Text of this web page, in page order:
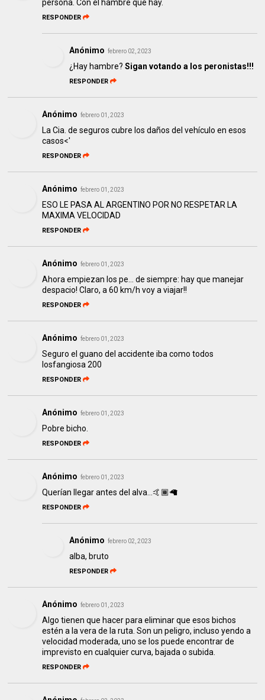
persona. Con el hambre que hay.
RESPONDER
Anónimo febrero 02, 2023
¿Hay hambre?Sigan votando a los peronistas!!!
RESPONDER
Anónimo febrero 01, 2023
La Cia. de seguros cubre los daños del vehículo en esos
casos<'
RESPONDER
Anónimo febrero 01, 2023
ESO LE PASA AL ARGENTINO POR NO RESPETAR LA
MAXIMA VELOCIDAD
RESPONDER
Anónimo febrero 01, 2023
Ahora empiezan los pe... de siempre: hay que manejar
despacio! Claro, a 60 km/h voy a viajar!!
RESPONDER
Anónimo febrero 01, 2023
Seguro el guano del accidente iba como todos
losfangiosa 200
RESPONDER
Anónimo febrero 01, 2023
Pobre bicho.
RESPONDER
Anónimo febrero 01, 2023
Querían llegar antes del alva...🤙🏾🦙
RESPONDER
Anónimo febrero 02, 2023
alba, bruto
RESPONDER
Anónimo febrero 01, 2023
Algo tienen que hacer para eliminar que esos bichos
estén a la vera de la ruta. Son un peligro, incluso yendo a
velocidad moderada, uno se los puede encontrar de
imprevisto en cualquier curva, bajada o subida.
RESPONDER